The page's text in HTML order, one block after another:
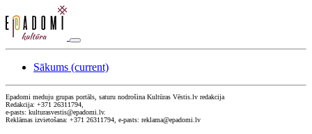
Sākums (current)
Epadomi meduju grupas portāls, saturu nodrošina Kultūras Vēstis.lv redakcija
Redakcija: +371 26311794,
e-pasts: kulturasvestis@epadomi.lv.
Reklāmas izvietošana: +371 26311794, e-pasts: reklama@epadomi.lv